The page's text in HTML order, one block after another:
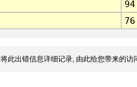
94
76
此出错信息详细记录, 由此给您带来的访